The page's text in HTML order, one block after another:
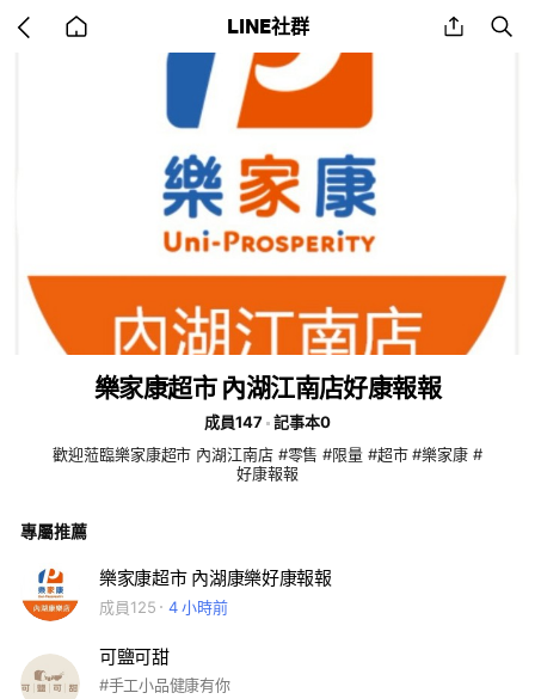
back LINE社群 share
樂家康超市 內湖江南店好康報報
成員147
記事本0
歡迎蒞臨樂家康超市 內湖江南店 #零售 #限量 #超市 #樂家康 #
好康報報
專屬推薦
樂家康超市 內湖康樂好康報報
成員125 4 小時前
可鹽可甜
#手工小品健康有你